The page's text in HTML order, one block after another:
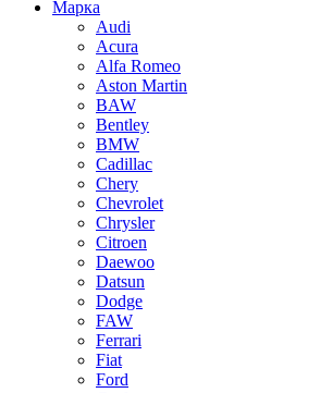
Марка
Audi
Acura
Alfa Romeo
Aston Martin
BAW
Bentley
BMW
Cadillac
Chery
Chevrolet
Chrysler
Citroen
Daewoo
Datsun
Dodge
FAW
Ferrari
Fiat
Ford